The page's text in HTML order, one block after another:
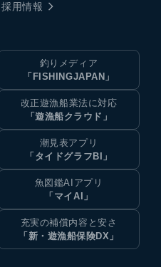
採用情報
釣りメディア
「FISHINGJAPAN」
改正遊漁船業法に対応
「遊漁船クラウド」
潮見表アプリ
「タイドグラフBI」
魚図鑑AIアプリ
「マイAI」
充実の補償内容と安さ
「新・遊漁船保険DX」